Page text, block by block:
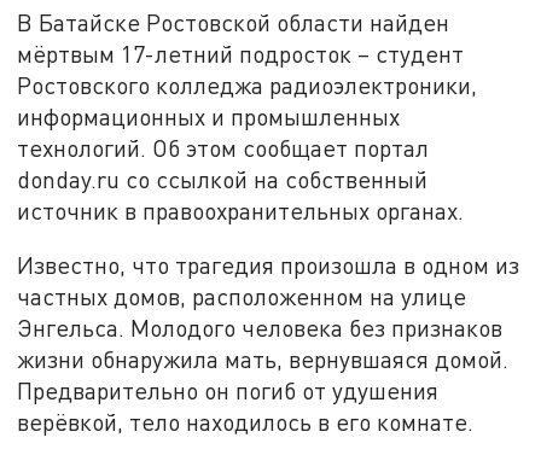
В Батайске Ростовской области найден
мёртвым 17-летний подросток – студент
Ростовского колледжа радиоэлектроники,
информационных и промышленных
технологий. Об этом сообщает портал
donday.ru со ссылкой на собственный
источник в правоохранительных органах.
Известно, что трагедия произошла в одном из
частных домов, расположенном на улице
Энгельса. Молодого человека без признаков
жизни обнаружила мать, вернувшаяся домой.
Предварительно он погиб от удушения
верёвкой, тело находилось в его комнате.